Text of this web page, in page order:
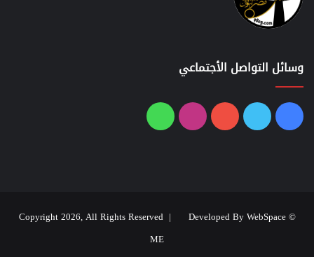
وسائل التواصل الأجتماعي
فيسبوك
تويتر يوتيوبانستقرامواتساب
© Copyright 2026, All Rights Reserved |
Developed By WebSpace
ME